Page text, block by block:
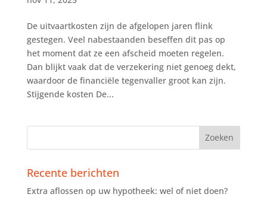
De uitvaartkosten zijn de afgelopen jaren flink
gestegen. Veel nabestaanden beseffen dit pas op
het moment dat ze een afscheid moeten regelen.
Dan blijkt vaak dat de verzekering niet genoeg dekt,
waardoor de financiële tegenvaller groot kan zijn.
Stijgende kosten De...
Recente berichten
Extra aflossen op uw hypotheek: wel of niet doen?